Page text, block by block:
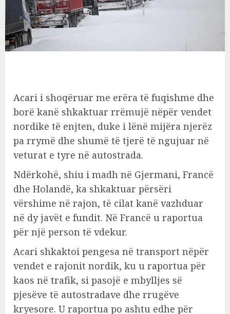
Acari i shoqëruar me erëra të fuqishme dhe
borë kanë shkaktuar rrëmujë nëpër vendet
nordike të enjten, duke i lënë mijëra njerëz
pa rrymë dhe shumë të tjerë të ngujuar në
veturat e tyre në autostrada.
Ndërkohë, shiu i madh në Gjermani, Francë
dhe Holandë, ka shkaktuar përsëri
vërshime në rajon, të cilat kanë vazhduar
në dy javët e fundit. Në Francë u raportua
për një person të vdekur.
Acari shkaktoi pengesa në transport nëpër
vendet e rajonit nordik, ku u raportua për
kaos në trafik, si pasojë e mbylljes së
pjesëve të autostradave dhe rrugëve
kryesore. U raportua po ashtu edhe për